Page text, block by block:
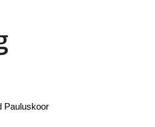
Pauluskoor